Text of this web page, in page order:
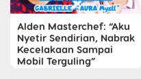
Alden Masterchef: “Aku
Nyetir Sendirian, Nabrak
Kecelakaan Sampai
Mobil Terguling”